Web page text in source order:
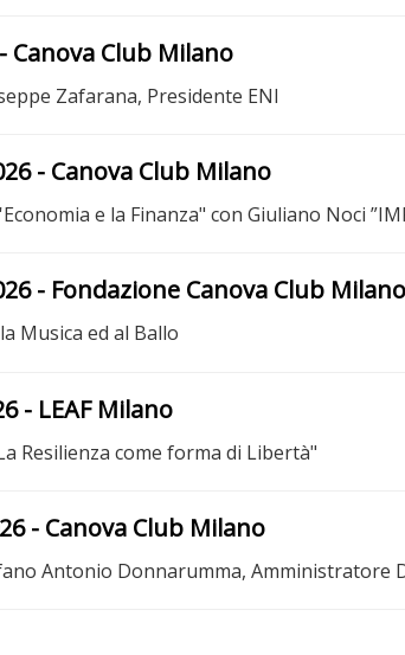
Canova Club Milano
Zafarana, Presidente ENI
- Canova Club Milano
e la Finanza" con Giuliano Noci
- Fondazione Canova Club Milano
Musica ed al Ballo
- LEAF Milano
Resilienza come forma di Libertà"
- Canova Club Milano
Antonio Donnarumma, Amministratore